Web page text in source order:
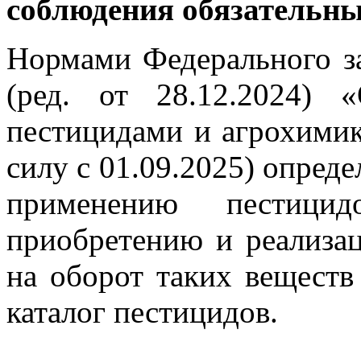
соблюдения
Нормами Федерального
(ред. от 28.12.2024)
пестицидами и
силу с 01.09.2025)
применению
приобретению и
на оборот таких
каталог пестицидов.